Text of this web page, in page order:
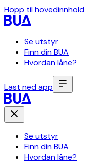
Hopp til hovedinnhold
Se utstyr
Finn din BUA
Hvordan låne?
Last ned app
Se utstyr
Finn din BUA
Hvordan låne?